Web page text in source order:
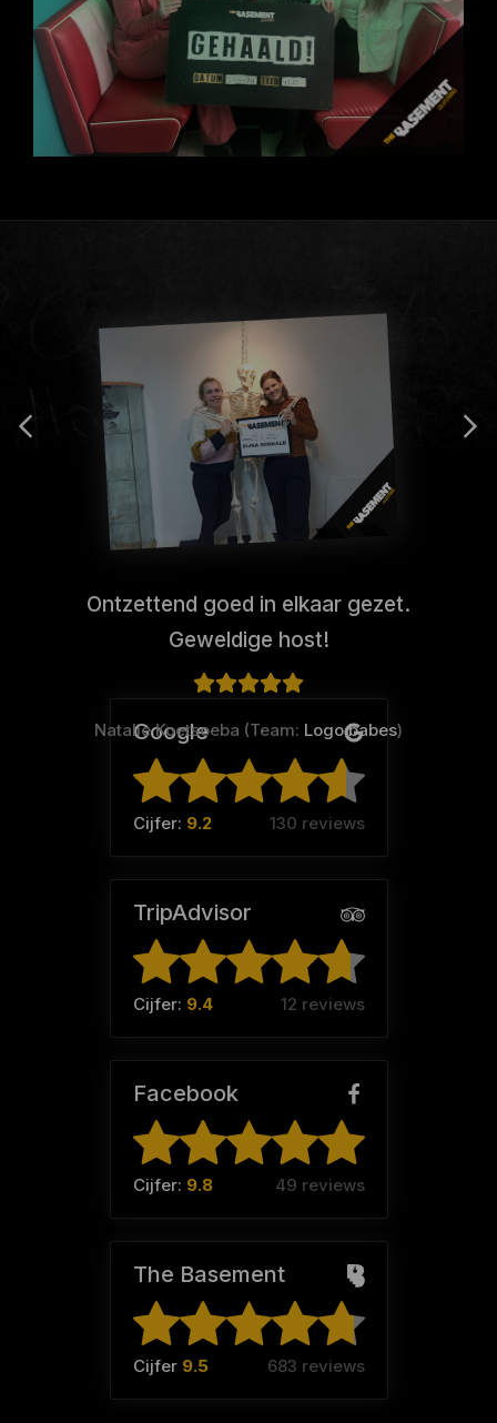
Ontzettend goed in elkaar gezet.
Geweldige host!
Natalie Koetsoeba (Team: Logo babes)
Google
Cijfer: 9.2 130 reviews
TripAdvisor
Cijfer: 9.4 12 reviews
Facebook
Cijfer: 9.8 49 reviews
The Basement
Cijfer 9.5 683 reviews